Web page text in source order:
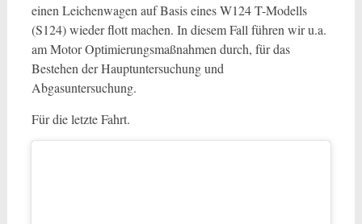
einen Leichenwagen auf Basis eines W124 T-Modells
(S124) wieder flott machen. In diesem Fall führen wir u.a.
am Motor Optimierungsmaßnahmen durch, für das
Bestehen der Hauptuntersuchung und
Abgasuntersuchung.
Für die letzte Fahrt.